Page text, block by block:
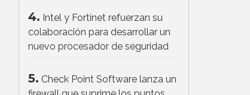
4. Intel y Fortinet refuerzan su
colaboración para desarrollar un
nuevo procesador de seguridad
5. Check Point Software lanza un